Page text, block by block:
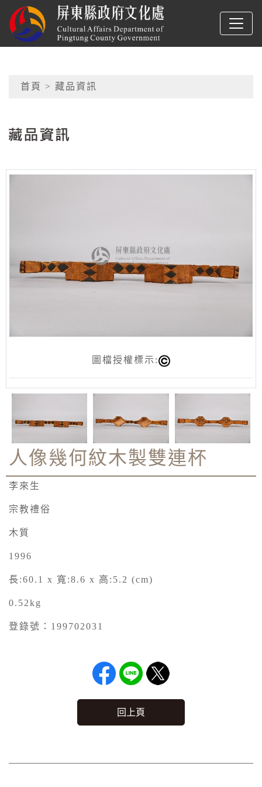
跳到主要內容
屏東縣政府文化處
網頁導覽
首頁 > 藏品資訊
圖檔授權標示:
人像幾何紋木製雙連杯
李來生
宗教禮俗
木質
1996
長:60.1 x 寬:8.6 x 高:5.2 (cm)
0.52kg
登錄號：199702031
回上頁